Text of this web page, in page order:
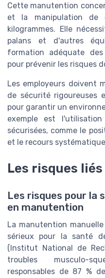
Cette manutention
et la manipulation de
kilogrammes. Elle
palans et d'autres
formation adéquate
pour prévenir les risques
Les employeurs doivent
de sécurité rigoureuses
pour garantir un
exemple est
sécurisées, comme le
et le recours
Les risques
Les risques pour la
en manutention
La manutention
sérieux pour la santé
(Institut National de
troubles musculo-
responsables de 87 %